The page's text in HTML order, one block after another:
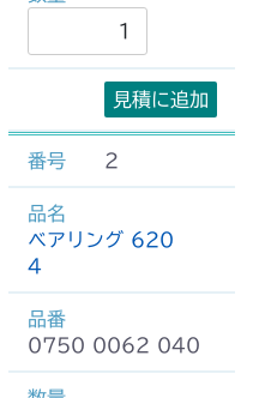
見積に追加
2
ベアリング 620
4
0750 0062 040